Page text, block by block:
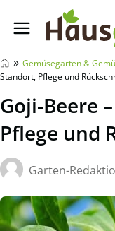
» Gemüsegarten &
Standort, Pflege und
Goji-Beere
Pflege und
Garten-